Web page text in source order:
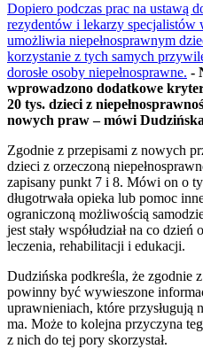
Dopiero podczas prac na ustawą
rezydentów i lekarzy specjalistów
umożliwia niepełnosprawnym
korzystanie z tych samych
dorosłe osoby niepełnosprawne. -
wprowadzono dodatkowe
20 tys. dzieci z
nowych praw – mówi
Zgodnie z przepisami z nowych
dzieci z orzeczoną
zapisany punkt 7 i 8. Mówi on o
długotrwała opieka lub pomoc
ograniczoną możliwością
jest stały współudział na co
leczenia, rehabilitacji i edukacji.
Dudzińska podkreśla, że zgodnie
powinny być wywieszone
uprawnieniach, które przysługują
ma. Może to kolejna przyczyna
z nich do tej pory skorzystał.